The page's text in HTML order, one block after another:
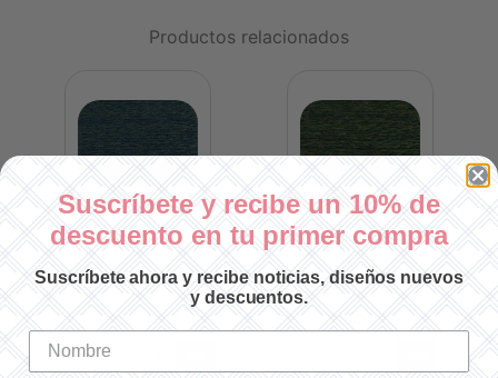
Productos relacionados
LANA ECO VITA 709
SKU: 360709
$22.00 MXN
-
LANA ECO VITA 708
SKU: 360708
$22.00 MXN
Suscríbete y recibe un 10% de
descuento en tu primer compra
Suscríbete ahora y recibe noticias, diseños nuevos
y descuentos.